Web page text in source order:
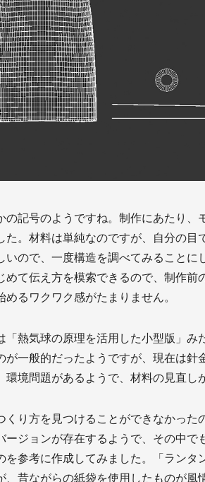
の記号のようですね。制作にあたり、
た。材料は単純なのですが、自分の目
いので、一度構造を調べてみることに
めて伝え方を模索できるので、制作前
めるワクワク感がたまりません。
「熱気球の原理を活用した小型版」み
が一般的だったようですが、現在は針
環境問題があるようで、材料の見直し
くり方を見つけることができなかった
ージョンが存在するようで、その中で
を参考に作成してみました。「ランタ
、昔ながらの紙袋を使用したものが風